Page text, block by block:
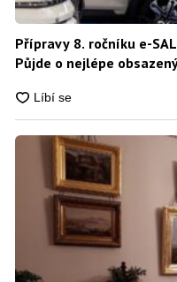
Přípravy 8. ročníku e-
Půjde o nejlépe